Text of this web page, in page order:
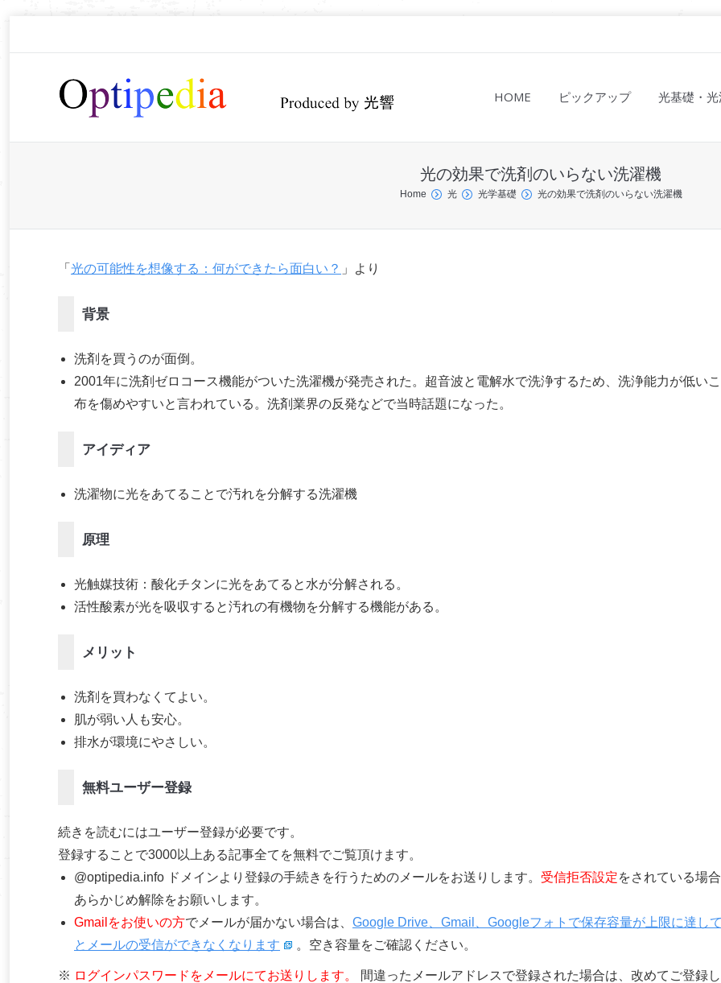
HOME ピックアップ 光基礎・
光の効果で洗剤のいらない洗濯機
Home 光 光学基礎 光の効果で洗剤のいらない洗濯機
「 光の可能性を想像する：何ができたら面白い？ 」より
背景
洗剤を買うのが面倒。
2001年に洗剤ゼロコース機能がついた洗濯機が発売された。超音波と電解水で洗浄するため、洗浄能力が低い
布を傷めやすいと言われている。洗剤業界の反発などで当時話題になった。
アイディア
洗濯物に光をあてることで汚れを分解する洗濯機
原理
光触媒技術：酸化チタンに光をあてると水が分解される。
活性酸素が光を吸収すると汚れの有機物を分解する機能がある。
メリット
洗剤を買わなくてよい。
肌が弱い人も安心。
排水が環境にやさしい。
無料ユーザー登録
続きを読むにはユーザー登録が必要です。
登録することで3000以上ある記事全てを無料でご覧頂けます。
@optipedia.info ドメインより登録の手続きを行うためのメールをお送りします。 受信拒否設定をされている場
あらかじめ解除をお願いします。
Gmailをお使いの方でメールが届かない場合は、 Google Drive、Gmail、Googleフォトで保存容量が上限に達し
とメールの受信ができなくなります
。空き容量をご確認ください。
※ ログインパスワードをメールにてお送りします。
間違ったメールアドレスで登録された場合は、改めてご登録